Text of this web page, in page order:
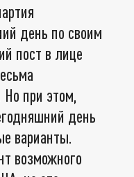
день по своим
пост в лице
Но при этом,
день
варианты.
возможного